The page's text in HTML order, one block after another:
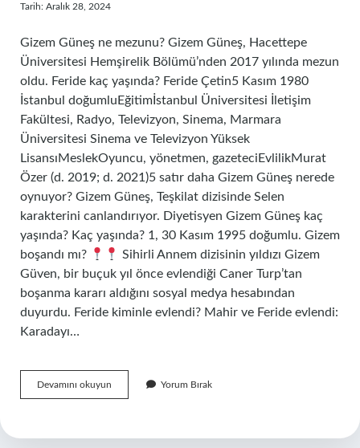
Tarih: Aralık 28, 2024
Gizem Güneş ne mezunu? Gizem Güneş, Hacettepe
Üniversitesi Hemşirelik Bölümü’nden 2017 yılında mezun
oldu. Feride kaç yaşında? Feride Çetin5 Kasım 1980
İstanbul doğumluEğitimİstanbul Üniversitesi İletişim
Fakültesi, Radyo, Televizyon, Sinema, Marmara
Üniversitesi Sinema ve Televizyon Yüksek
LisansıMeslekOyuncu, yönetmen, gazeteciEvlilikMurat
Özer (d. 2019; d. 2021)5 satır daha Gizem Güneş nerede
oynuyor? Gizem Güneş, Teşkilat dizisinde Selen
karakterini canlandırıyor. Diyetisyen Gizem Güneş kaç
yaşında? Kaç yaşında? 1, 30 Kasım 1995 doğumlu. Gizem
boşandı mı?
Sihirli Annem dizisinin yıldızı Gizem
Güven, bir buçuk yıl önce evlendiği Caner Turp’tan
boşanma kararı aldığını sosyal medya hesabından
duyurdu. Feride kiminle evlendi? Mahir ve Feride evlendi:
Karadayı…
Devamını okuyun
Mollaoğlu
Yorum Bırak